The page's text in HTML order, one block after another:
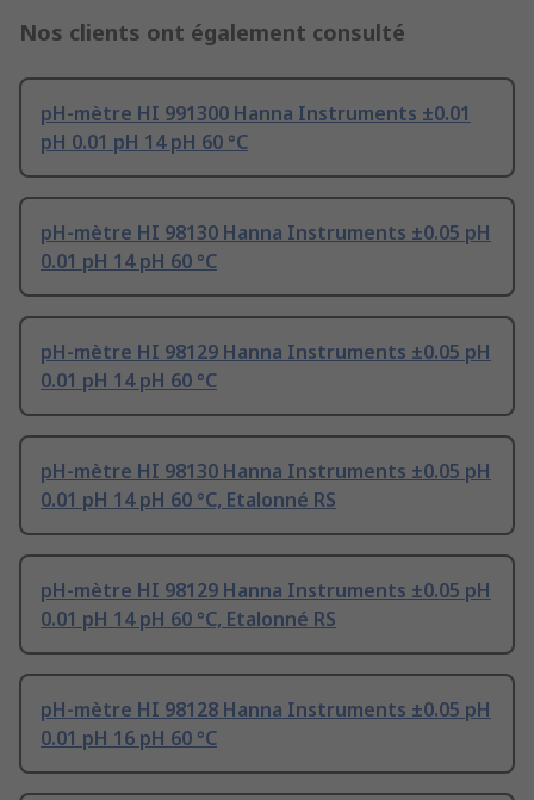
Nos clients ont également consulté
pH-mètre HI 991300 Hanna Instruments ±0.01
pH 0.01 pH 14 pH 60 °C
pH-mètre HI 98130 Hanna Instruments ±0.05 pH
0.01 pH 14 pH 60 °C
pH-mètre HI 98129 Hanna Instruments ±0.05 pH
0.01 pH 14 pH 60 °C
pH-mètre HI 98130 Hanna Instruments ±0.05 pH
0.01 pH 14 pH 60 °C, Etalonné RS
pH-mètre HI 98129 Hanna Instruments ±0.05 pH
0.01 pH 14 pH 60 °C, Etalonné RS
pH-mètre HI 98128 Hanna Instruments ±0.05 pH
0.01 pH 16 pH 60 °C